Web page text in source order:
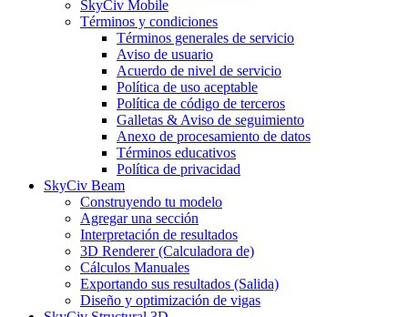
SkyCiv Mobile
Términos y condiciones
Términos generales de servicio
Aviso de usuario
Acuerdo de nivel de servicio
Política de uso aceptable
Política de código de terceros
Galletas & Aviso de seguimiento
Anexo de procesamiento de datos
Términos educativos
Política de privacidad
SkyCiv Beam
Construyendo tu modelo
Agregar una sección
Interpretación de resultados
3D Renderer (Calculadora de)
Cálculos Manuales
Exportando sus resultados (Salida)
Diseño y optimización de vigas